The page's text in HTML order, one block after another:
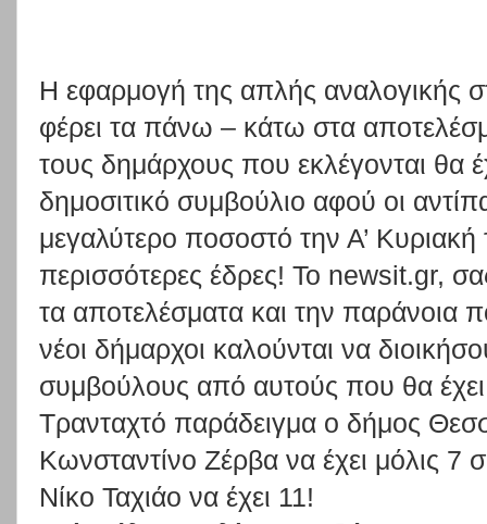
Η εφαρμογή της απλής αναλογικής
φέρει τα πάνω – κάτω στα
τους δημάρχους που εκλέγονται θα
δημοσιτικό συμβούλιο αφού οι
μεγαλύτερο ποσοστό την Α’
περισσότερες έδρες! Το newsit.gr,
τα αποτελέσματα και την παράνοια
νέοι δήμαρχοι καλούνται να
συμβούλους από αυτούς που θα έχει
Τρανταχτό παράδειγμα ο δήμος
Κωνσταντίνο Ζέρβα να έχει μόλις 7
Νίκο Ταχιάο να έχει 11!